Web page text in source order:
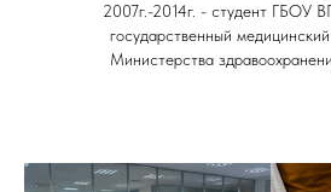
2007г.-2014г. - студент ГБОУ
государственный
Министерства
медицинской реабилитации